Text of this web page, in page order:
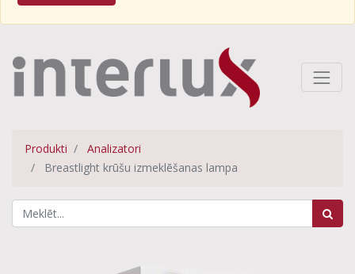
Produkti
Analizatori
Breastlight krūšu izmeklēšanas lampa